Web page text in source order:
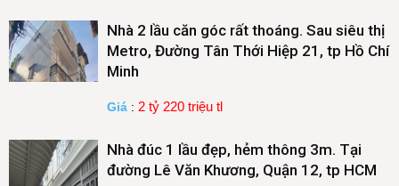
Nhà 2 lầu căn góc rất thoáng. Sau siêu thị
Metro, Đường Tân Thới Hiệp 21, tp Hồ Chí
Minh
Giá : 2 tỷ 220 triệu tl
Nhà đúc 1 lầu đẹp, hẻm thông 3m. Tại
đường Lê Văn Khương, Quận 12, tp HCM